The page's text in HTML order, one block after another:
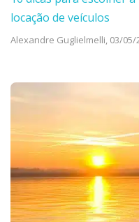
locação de veículos
Alexandre Guglielmelli, 03/05/